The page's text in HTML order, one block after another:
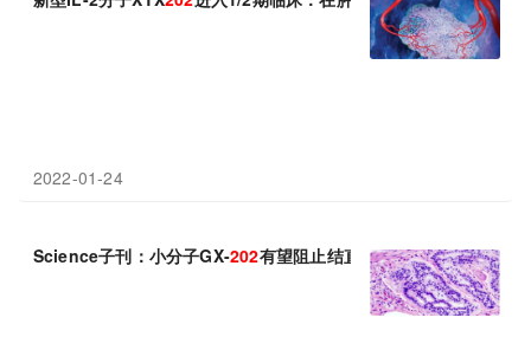
2022-01-24
Science子刊：小分子GX-202有望阻止结直肠癌转移